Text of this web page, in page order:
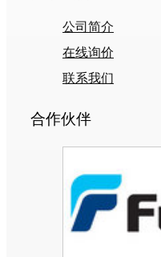
公司简介
在线询价
联系我们
合作伙伴